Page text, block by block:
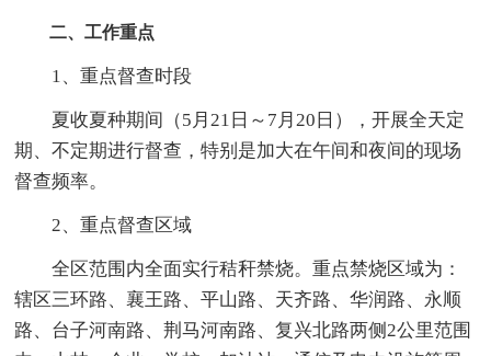
二、工作重点
1、重点督查时段
夏收夏种期间（5月21日～7月20日），开展全天定
期、不定期进行督查，特别是加大在午间和夜间的现场
督查频率。
2、重点督查区域
全区范围内全面实行秸秆禁烧。重点禁烧区域为：
辖区三环路、襄王路、平山路、天齐路、华润路、永顺
路、台子河南路、荆马河南路、复兴北路两侧2公里范围